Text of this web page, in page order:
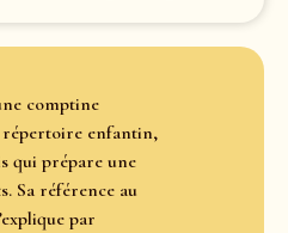
comptine
enfantin,
qui prépare une
Sa référence au
par